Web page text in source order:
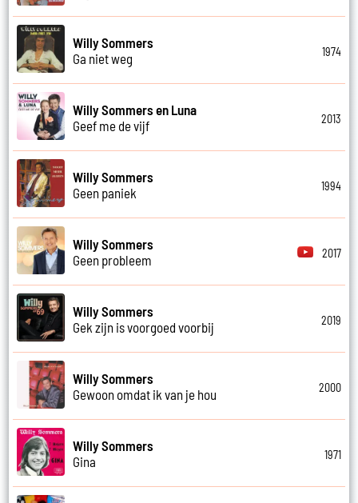
Willy Sommers
Ga niet weg
1974
Willy Sommers en Luna
Geef me de vijf
2013
Willy Sommers
Geen paniek
1994
Willy Sommers
Geen probleem
2017
Willy Sommers
Gek zijn is voorgoed voorbij
2019
Willy Sommers
Gewoon omdat ik van je hou
2000
Willy Sommers
Gina
1971